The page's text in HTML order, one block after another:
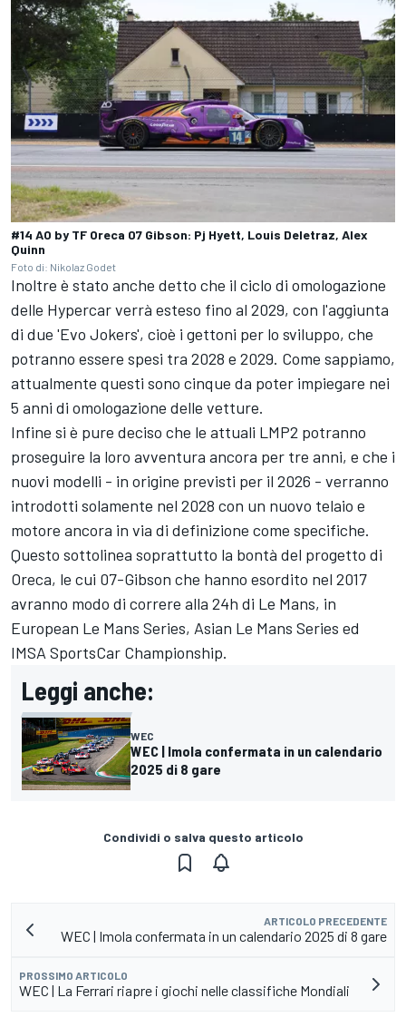
#14 AO by TF Oreca 07 Gibson: Pj Hyett, Louis Deletraz, Alex
Quinn
Foto di: Nikolaz Godet
Inoltre è stato anche detto che il ciclo di omologazione
delle Hypercar verrà esteso fino al 2029, con l'aggiunta
di due 'Evo Jokers', cioè i gettoni per lo sviluppo, che
potranno essere spesi tra 2028 e 2029. Come sappiamo,
attualmente questi sono cinque da poter impiegare nei
5 anni di omologazione delle vetture.
Infine si è pure deciso che le attuali LMP2 potranno
proseguire la loro avventura ancora per tre anni, e che i
nuovi modelli - in origine previsti per il 2026 - verranno
introdotti solamente nel 2028 con un nuovo telaio e
motore ancora in via di definizione come specifiche.
Questo sottolinea soprattutto la bontà del progetto di
Oreca, le cui 07-Gibson che hanno esordito nel 2017
avranno modo di correre alla 24h di Le Mans, in
European Le Mans Series, Asian Le Mans Series ed
IMSA SportsCar Championship.
Leggi anche:
WEC
WEC | Imola confermata in un calendario
2025 di 8 gare
Condividi o salva questo articolo
ARTICOLO PRECEDENTE
WEC | Imola confermata in un calendario 2025 di 8 gare
PROSSIMO ARTICOLO
WEC | La Ferrari riapre i giochi nelle classifiche Mondiali